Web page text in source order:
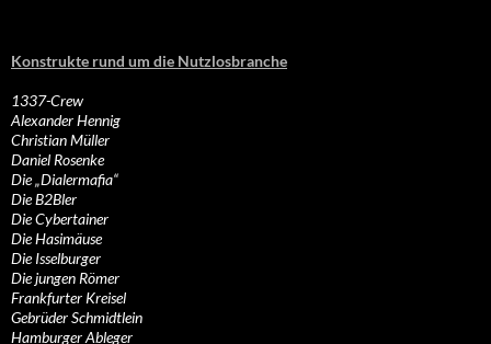
Konstrukte rund um die Nutzlosbranche
1337-Crew
Alexander Hennig
Christian Müller
Daniel Rosenke
Die „Dialermafia“
Die B2Bler
Die Cybertainer
Die Hasimäuse
Die Isselburger
Die jungen Römer
Frankfurter Kreisel
Gebrüder Schmidtlein
Hamburger Ableger